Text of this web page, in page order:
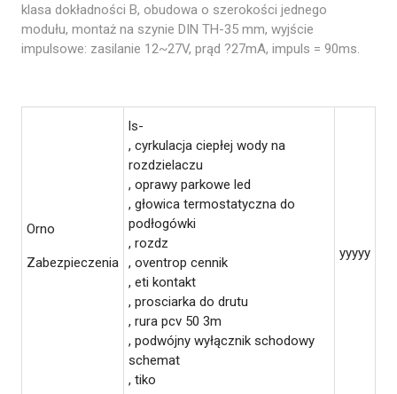
klasa dokładności B, obudowa o szerokości jednego
modułu, montaż na szynie DIN TH-35 mm, wyjście
impulsowe: zasilanie 12~27V, prąd ?27mA, impuls = 90ms.
Orno
Zabezpieczenia
ls-
, cyrkulacja ciepłej wody na
rozdzielaczu
, oprawy parkowe led
, głowica termostatyczna do
podłogówki
, rozdz
, oventrop cennik
, eti kontakt
, prosciarka do drutu
, rura pcv 50 3m
, podwójny wyłącznik schodowy
schemat
, tiko
yyyyy